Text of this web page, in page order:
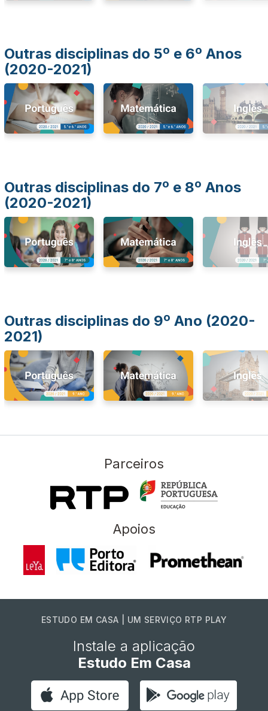
Outras disciplinas do 5º e 6º Anos
(2020-2021)
Outras disciplinas do 7º e 8º Anos
(2020-2021)
Outras disciplinas do 9º Ano (2020-
2021)
Parceiros
Apoios
ESTUDO EM CASA | UM SERVIÇO RTP PLAY
Instale a aplicação
Estudo Em Casa